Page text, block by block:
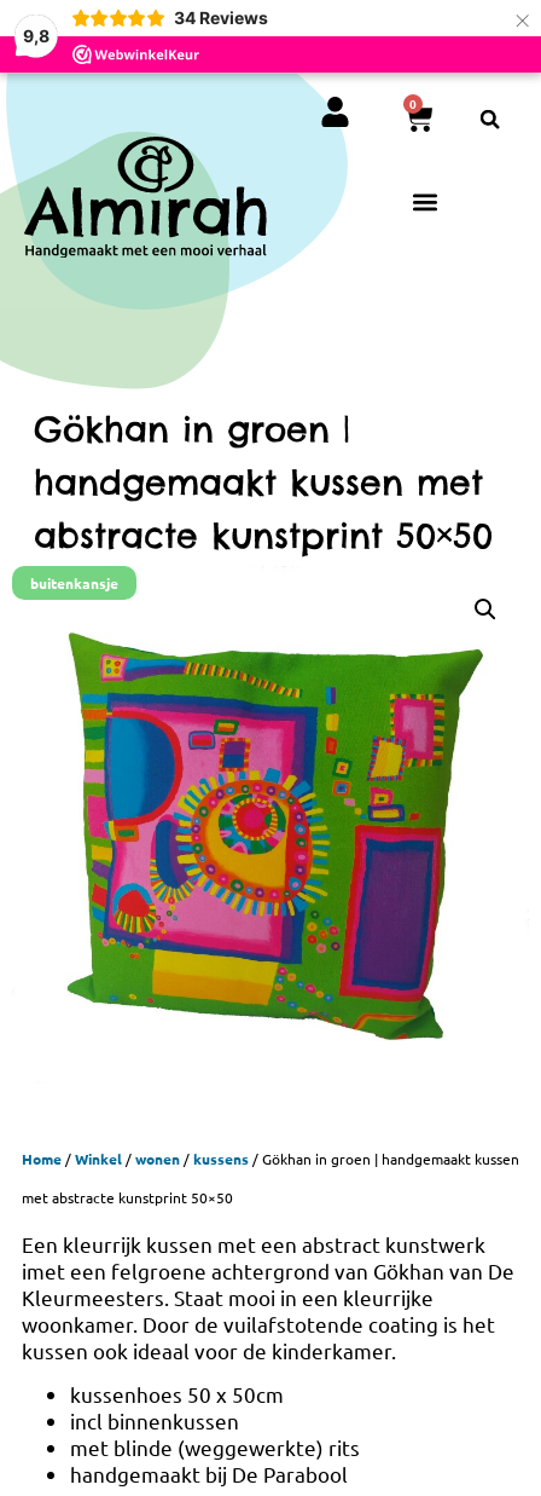
9,8
34 Reviews ×
0
Gökhan in groen |
handgemaakt kussen met
abstracte kunstprint 50×50
Home/Winkel/wonen/kussens/ Gökhan in groen | handgemaakt kussen
met abstracte kunstprint 50×50
Een kleurrijk kussen met een abstract kunstwerk
imet een felgroene achtergrond van Gökhan van De
Kleurmeesters. Staat mooi in een kleurrijke
woonkamer. Door de vuilafstotende coating is het
kussen ook ideaal voor de kinderkamer.
kussenhoes 50 x 50cm
incl binnenkussen
met blinde (weggewerkte) rits
handgemaakt bij De Parabool